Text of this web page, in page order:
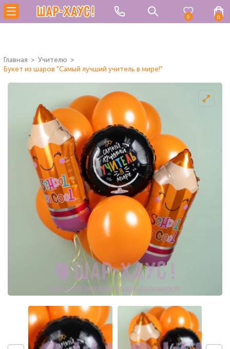
0 0
Главная
Учителю
Букет из шаров "Самый лучший учитель в мире!"